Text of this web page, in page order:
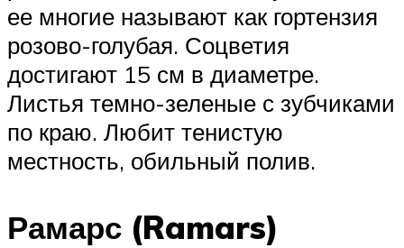
ее многие называют как гортензия
розово-голубая. Соцветия
достигают 15 см в диаметре.
Листья темно-зеленые с зубчиками
по краю. Любит тенистую
местность, обильный полив.
Рамарс (Ramars)